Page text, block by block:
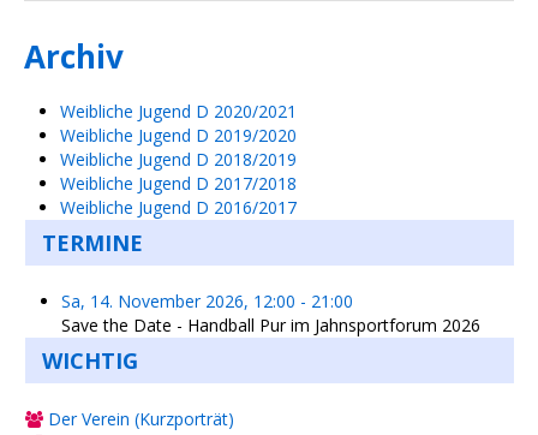
Archiv
Weibliche Jugend D 2020/2021
Weibliche Jugend D 2019/2020
Weibliche Jugend D 2018/2019
Weibliche Jugend D 2017/2018
Weibliche Jugend D 2016/2017
TERMINE
Sa, 14. November 2026, 12:00 - 21:00
Save the Date - Handball Pur im Jahnsportforum 2026
WICHTIG
Der Verein (Kurzporträt)